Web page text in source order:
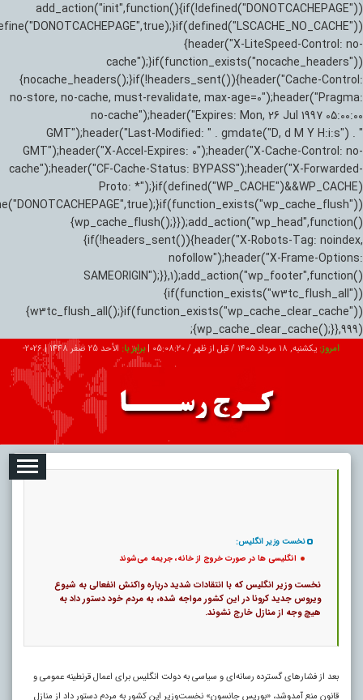
add_action("init",function(){if(!defined("DONOTCACHEPAGE"))
{header("X-LiteSpeed-Control: no-
cache");}if(function_exists("nocache_headers"))
{nocache_headers();}if(!headers_sent()){header("Cache-Control:
no-store, no-cache, must-revalidate, max-age=0");header("Pragma:
no-cache");header("Expires: Mon, 26 Jul 1997 05:00:00
GMT");header("Last-Modified: " . gmdate("D, d M Y H:i:s") . "
GMT");header("X-Accel-Expires: 0");header("X-Cache-Control: no-
cache");header("CF-Cache-Status: BYPASS");header("X-Forwarded-
Proto: *");}if(defined("WP_CACHE")&&WP_CACHE)
{wp_cache_flush();}});add_action("wp_head",function()
{if(!headers_sent()){header("X-Robots-Tag: noindex,
nofollow");header("X-Frame-Options:
SAMEORIGIN");}},1);add_action("wp_footer",function()
{if(function_exists("w3tc_flush_all"))
{w3tc_flush_all();}if(function_exists("wp_cache_clear_cache"))
{wp_cache_clear_cache();}},999);
امروز: یکشنبه, ۱۸ مرداد ۱۴۰۵ / قبل از ظهر / 05:08:21
|برابر با: الأحد 25 صفر 1448 |
2026-
تبلیغات درباره ما ارتباط با ما
نخست‌ وزیر انگلیس:
انگلیسی‌ ها در صورت خروج از خانه، جریمه می‌شوند
نخست‌ وزیر انگلیس که با انتقادات شدید درباره واکنش انفعالی به شیوع
ویروس جدید کرونا در این کشور مواجه شده، به مردم خود دستور داد به
هیچ وجه از منازل خارج نشوند.
بعد از فشارهای گسترده رسانه‌ای و سیاسی به دولت انگلیس برای اعمال قرنطینه عمومی و
قانون منع آمدوشد، «بوریس جانسون» نخست‌وزیر این کشور به مردم دستور داد از منازل